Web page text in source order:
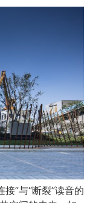
”与“断裂”读音的